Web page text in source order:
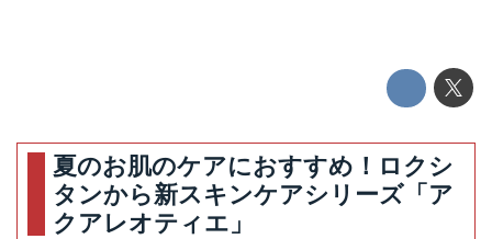
夏のお肌のケアにおすすめ！ロクシ
タンから新スキンケアシリーズ「ア
クアレオティエ」